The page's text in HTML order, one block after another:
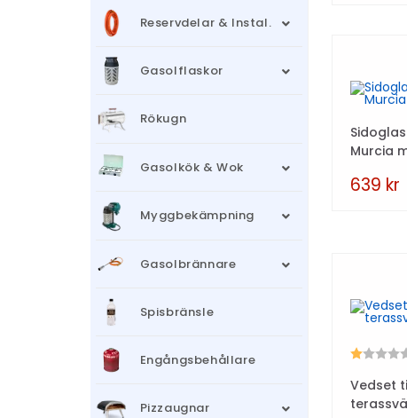
Murcia
639 kr
Betyg:
Vedset
Reservdelar & Instal.
Gasolflaskor
Rökugn
Gasolkök & Wok
Myggbekämpning
Gasolbrännare
Spisbränsle
Engångsbehållare
Pizzaugnar